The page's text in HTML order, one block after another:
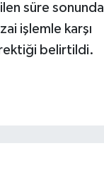
süre sonunda
işlemle karşı
belirtildi.